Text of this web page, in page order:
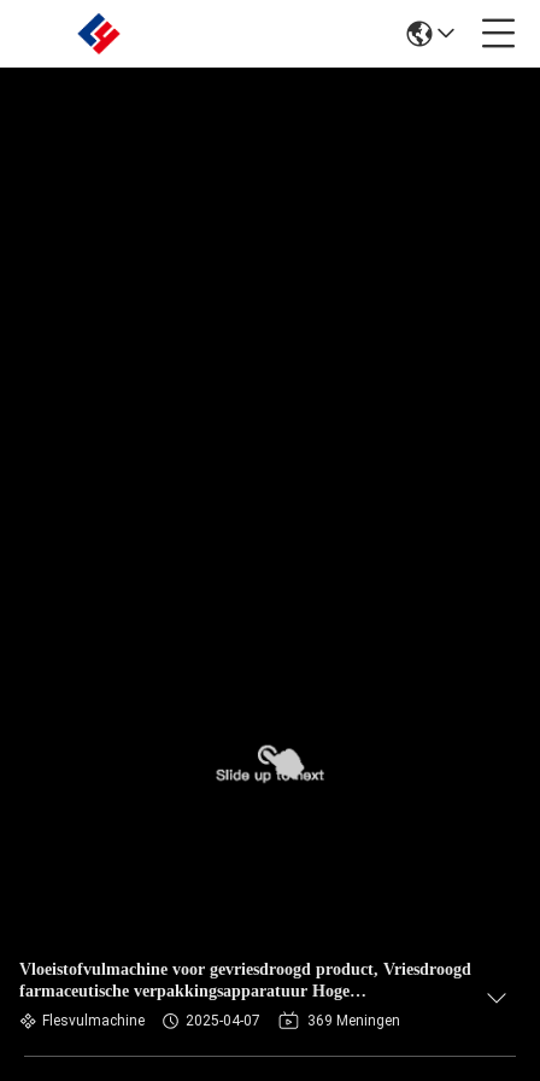
Vloeistofvulmachine voor gevriesdroogd product, Vriesdroogd
farmaceutische verpakkingsapparatuur Hoge
vulnauwkeurigheid, GMP-norm
Flesvulmachine 2025-04-07 369 Meningen